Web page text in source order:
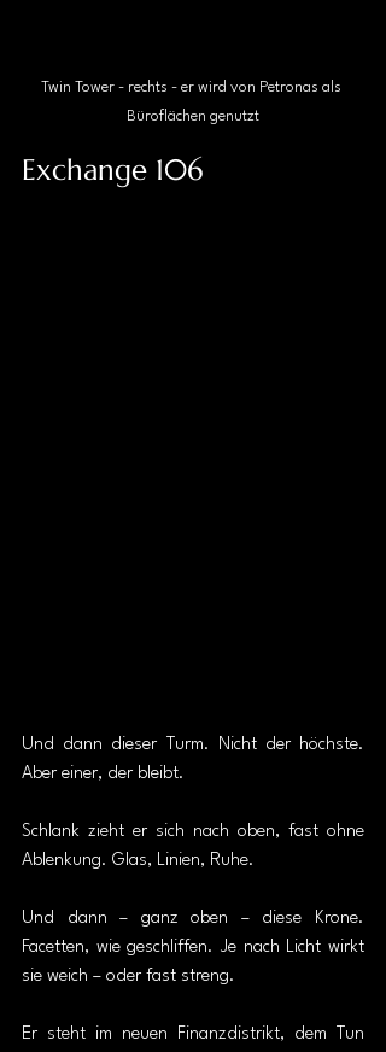
Twin Tower - rechts - er wird von Petronas als
Büroflächen genutzt
Exchange 106
Und dann dieser Turm. Nicht der höchste.
Aber einer, der bleibt.
Schlank zieht er sich nach oben, fast ohne
Ablenkung. Glas, Linien, Ruhe.
Und dann – ganz oben – diese Krone.
Facetten, wie geschliffen. Je nach Licht wirkt
sie weich – oder fast streng.
Er steht im neuen Finanzdistrikt, dem Tun